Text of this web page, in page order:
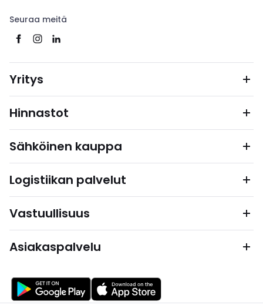
Seuraa meitä
Yritys
Hinnastot
Sähköinen kauppa
Logistiikan palvelut
Vastuullisuus
Asiakaspalvelu